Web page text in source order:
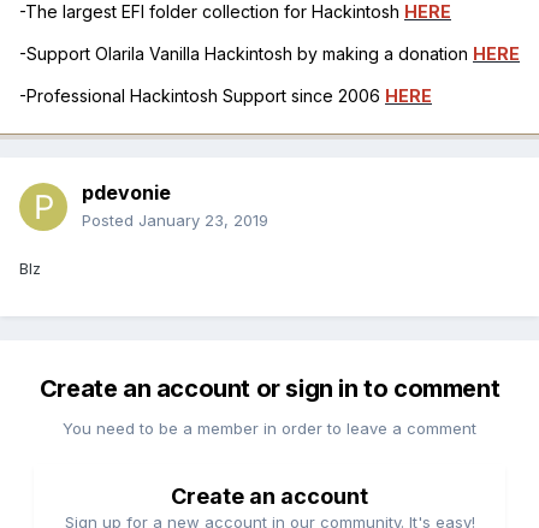
-The largest EFI folder collection for Hackintosh HERE
-Support Olarila Vanilla Hackintosh by making a donation HERE
-Professional Hackintosh Support since 2006 HERE
pdevonie
Posted January 23, 2019
Blz
Create an account or sign in to comment
You need to be a member in order to leave a comment
Create an account
Sign up for a new account in our community. It's easy!